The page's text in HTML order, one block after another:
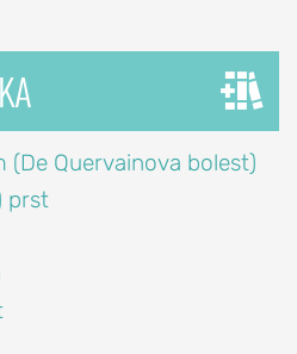
(De Quervainova bolest)
prst